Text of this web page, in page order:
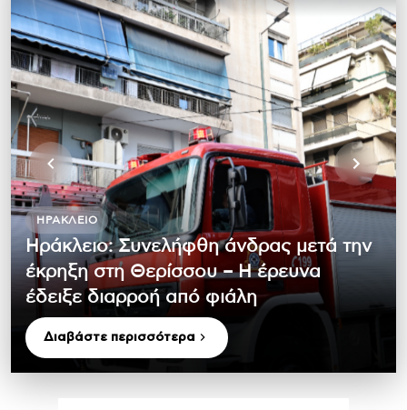
ΗΡΆΚΛΕΙΟ
Ηράκλειο: Συνελήφθη άνδρας μετά την
έκρηξη στη Θερίσσου – Η έρευνα
έδειξε διαρροή από φιάλη
Διαβάστε περισσότερα